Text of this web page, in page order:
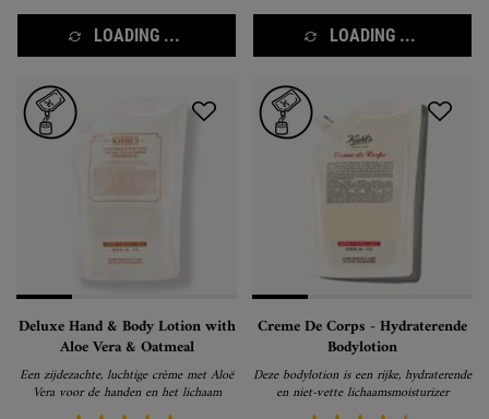
LOADING ... LOADING ...
Deluxe Hand & Body Lotion with
Aloe Vera & Oatmeal
Een zijdezachte, luchtige crème met Aloë
Vera voor de handen en het lichaam
Creme De Corps - Hydraterende
Bodylotion
Deze bodylotion is een rijke, hydraterende
en niet-vette lichaamsmoisturizer